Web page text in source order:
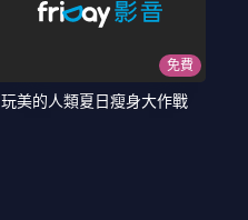
免費
玩美的人類夏日瘦身大作戰